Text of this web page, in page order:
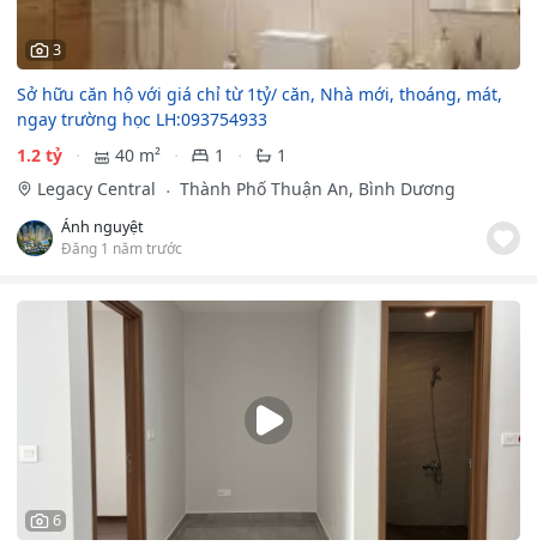
3
Sở hữu căn hộ với giá chỉ từ 1tỷ/ căn, Nhà mới, thoáng, mát,
ngay trường học LH:093754933
1.2 tỷ
40 m² 1
1
Legacy Central
Thành Phố Thuận An, Bình Dương
Ánh nguyệt
Đăng 1 năm trước
6